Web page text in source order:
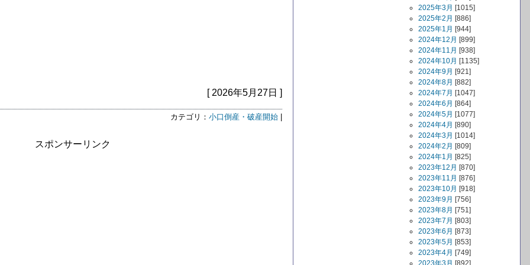
[ 2026年5月27日 ]
カテゴリ： 小口倒産・破産開始
スポンサーリンク
2025年3月 [1015]
2025年2月 [886]
2025年1月 [944]
2024年12月 [899]
2024年11月 [938]
2024年10月 [1135]
2024年9月 [921]
2024年8月 [882]
2024年7月 [1047]
2024年6月 [864]
2024年5月 [1077]
2024年4月 [890]
2024年3月 [1014]
2024年2月 [809]
2024年1月 [825]
2023年12月 [870]
2023年11月 [876]
2023年10月 [918]
2023年9月 [756]
2023年8月 [751]
2023年7月 [803]
2023年6月 [873]
2023年5月 [853]
2023年4月 [749]
2023年3月 [892]